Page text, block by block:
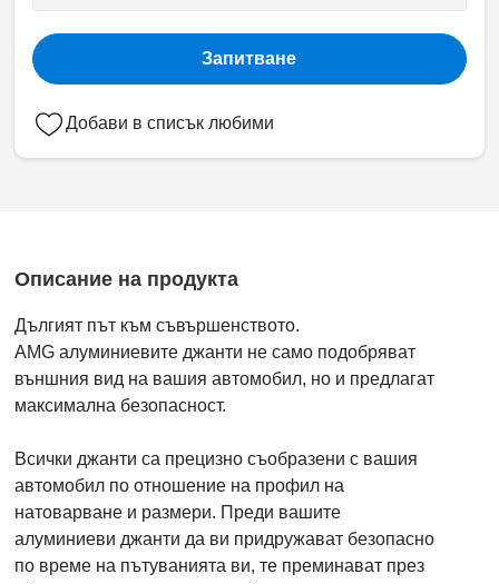
Запитване
Добави в списък любими
Описание на продукта
Дългият път към съвършенството.
AMG алуминиевите джанти не само подобряват
външния вид на вашия автомобил, но и предлагат
максимална безопасност.
Всички джанти са прецизно съобразени с вашия
автомобил по отношение на профил на
натоварване и размери. Преди вашите
алуминиеви джанти да ви придружават безопасно
по време на пътуванията ви, те преминават през